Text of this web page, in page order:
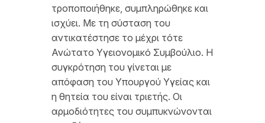
τροποποιήθηκε, συμπληρώθηκε και
ισχύει. Με τη σύσταση του
αντικατέστησε το μέχρι τότε
Ανώτατο Υγειονομικό Συμβούλιο. Η
συγκρότηση του γίνεται με
απόφαση του Υπουργού Υγείας και
η θητεία του είναι τριετής. Οι
αρμοδιότητες του συμπυκνώνονται